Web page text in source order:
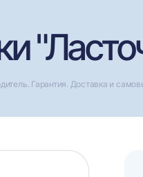
Гарантия. Доставка и